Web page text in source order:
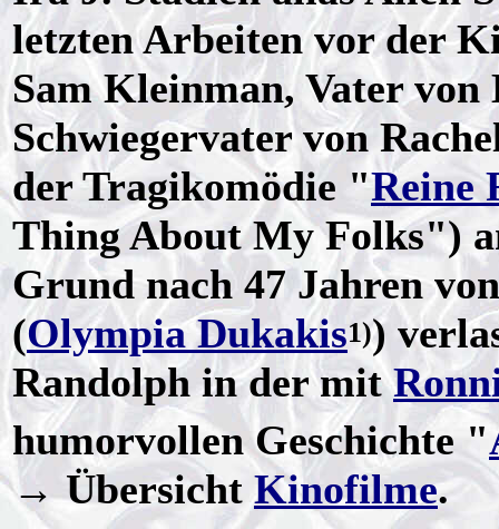
letzten Arbeiten vor der
Sam Kleinman, Vater von
Schwiegervater von
der Tragikomödie "Reine
Thing About My Folks")
Grund nach 47 Jahren
(Olympia Dukakis1))
Randolph in der mit
humorvollen Geschichte "
→ Übersicht Kinofilme.